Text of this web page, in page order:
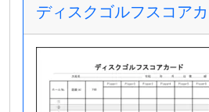
ディスクゴルフスコア